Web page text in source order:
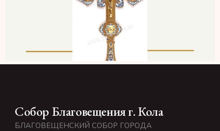
Собор Благовещения г. Кола
БЛАГОВЕЩЕНСКИЙ СОБОР ГОРОДА